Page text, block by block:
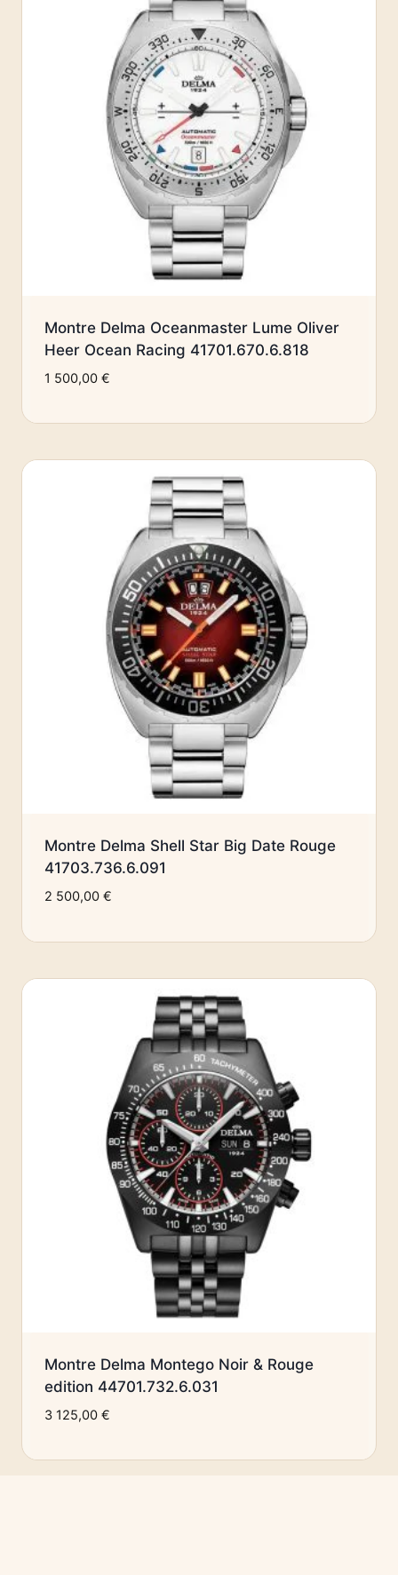
Montre Delma Oceanmaster Lume Oliver
Heer Ocean Racing 41701.670.6.818
1 500,00 €
Montre Delma Shell Star Big Date Rouge
41703.736.6.091
2 500,00 €
Montre Delma Montego Noir & Rouge
edition 44701.732.6.031
3 125,00 €